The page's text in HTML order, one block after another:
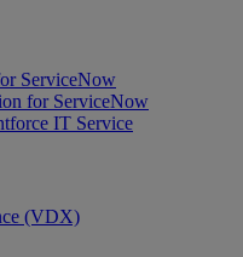
ServiceNow
for ServiceNow
IT Service
(VDX)